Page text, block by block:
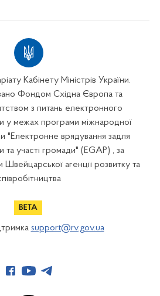
Кабінету Міністрів України.
Фондом Східна Європа та
з питань електронного
у межах програми міжнародної
"Електронне врядування задля
та участі громади" (EGAP) , за
Швейцарської агенції розвитку та
support@rv.gov.ua